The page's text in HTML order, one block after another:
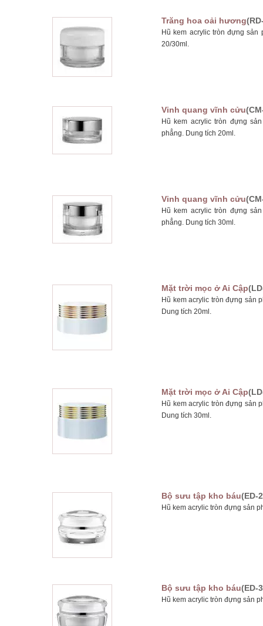
Trăng hoa oải hương
Hũ kem acrylic tròn đựng sản
20/30ml.
Vinh quang vĩnh cửu
Hũ kem acrylic tròn đựng
phẳng. Dung tích 20ml.
Vinh quang vĩnh cửu
Hũ kem acrylic tròn đựng
phẳng. Dung tích 30ml.
Mặt trời mọc ở Ai Cập
Hũ kem acrylic tròn đựng sản
Dung tích 20ml.
Mặt trời mọc ở Ai Cập
Hũ kem acrylic tròn đựng sản
Dung tích 30ml.
Bộ sưu tập kho báu(ED-
Hũ kem acrylic tròn đựng sản
Bộ sưu tập kho báu(ED-
Hũ kem acrylic tròn đựng sản